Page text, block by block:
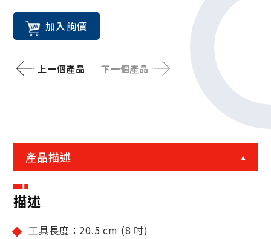
加入詢價
上一個產品 下一個產品
產品描述
描述
工具長度：20.5 cm (8 吋)